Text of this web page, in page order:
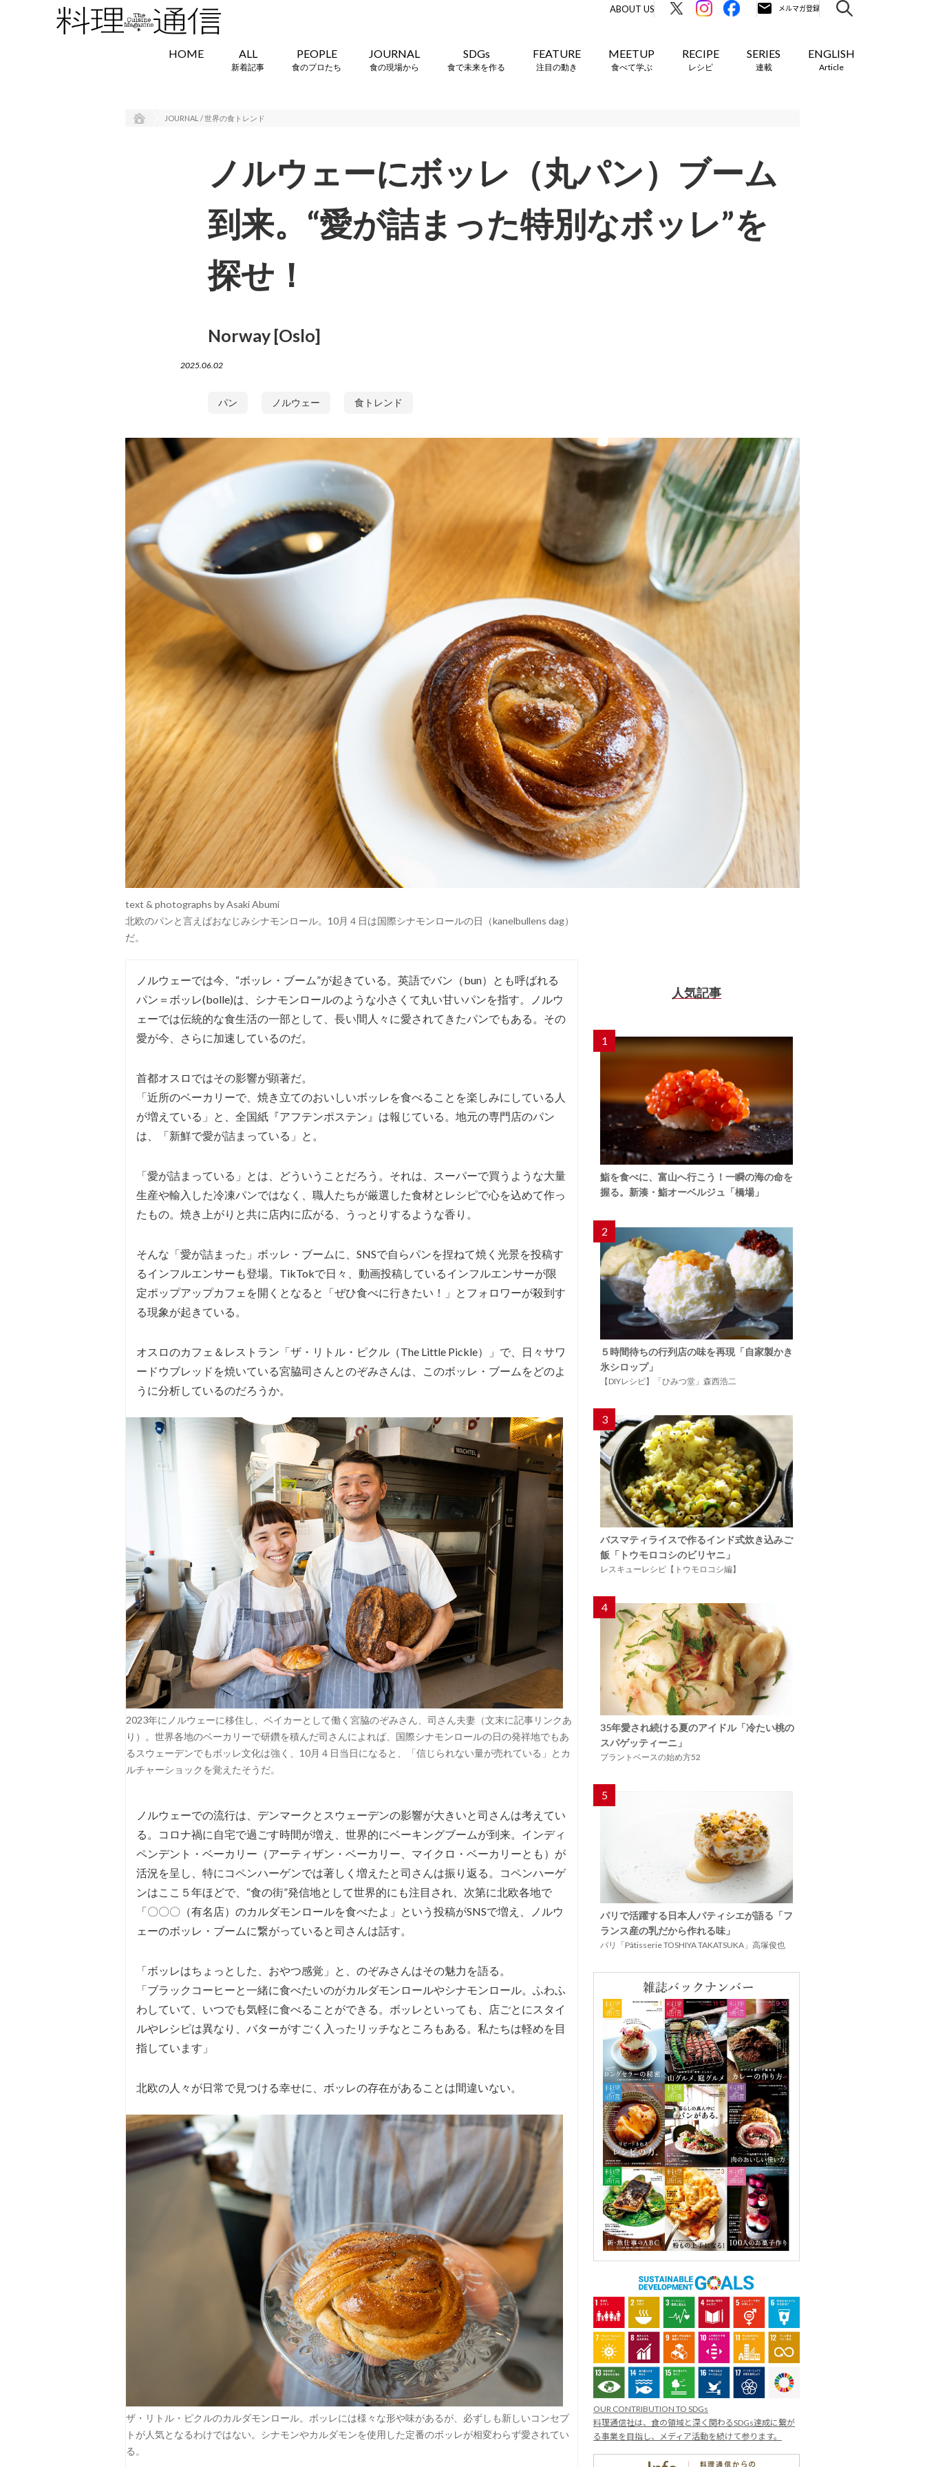
ABOUT US
HOME ALL
新着記事
PEOPLE
食のプロたち
JOURNAL
食の現場から
SDGs
食で未来を作る
FEATURE
注目の動き
MEETUP
食べて学ぶ
RECIPE
レシピ
SERIES
連載
ENGLISH
Article
JOURNAL / 世界の食トレンド
ノルウェーにボッレ（丸パン）ブーム
到来。“愛が詰まった特別なボッレ”を
探せ！
Norway [Oslo]
2025.06.02
パン ノルウェー 食トレンド
text & photographs by Asaki Abumi
北欧のパンと言えばおなじみシナモンロール。10月４日は国際シナモンロールの日（kanelbullens dag）
だ。
ノルウェーでは今、“ボッレ・ブーム”が起きている。英語でバン（bun）とも呼ばれる
パン＝ボッレ(bolle)は、シナモンロールのような小さくて丸い甘いパンを指す。ノルウ
ェーでは伝統的な食生活の一部として、長い間人々に愛されてきたパンでもある。その
愛が今、さらに加速しているのだ。
首都オスロではその影響が顕著だ。
「近所のベーカリーで、焼き立てのおいしいボッレを食べることを楽しみにしている人
が増えている」と、全国紙『アフテンポステン』は報じている。地元の専門店のパン
は、「新鮮で愛が詰まっている」と。
「愛が詰まっている」とは、どういうことだろう。それは、スーパーで買うような大量
生産や輸入した冷凍パンではなく、職人たちが厳選した食材とレシピで心を込めて作っ
たもの。焼き上がりと共に店内に広がる、うっとりするような香り。
そんな「愛が詰まった」ボッレ・ブームに、SNSで自らパンを捏ねて焼く光景を投稿す
るインフルエンサーも登場。TikTokで日々、動画投稿しているインフルエンサーが限
定ポップアップカフェを開くとなると「ぜひ食べに行きたい！」とフォロワーが殺到す
る現象が起きている。
オスロのカフェ＆レストラン「ザ・リトル・ピクル（The Little Pickle）」で、日々サワ
ードウブレッドを焼いている宮脇司さんとのぞみさんは、このボッレ・ブームをどのよ
うに分析しているのだろうか。
2023年にノルウェーに移住し、ベイカーとして働く宮脇のぞみさん、司さん夫妻（文末に記事リンクあ
り）。世界各地のベーカリーで研鑽を積んだ司さんによれば、国際シナモンロールの日の発祥地でもあ
るスウェーデンでもボッレ文化は強く、10月４日当日になると、「信じられない量が売れている」とカ
ルチャーショックを覚えたそうだ。
ノルウェーでの流行は、デンマークとスウェーデンの影響が大きいと司さんは考えてい
る。コロナ禍に自宅で過ごす時間が増え、世界的にベーキングブームが到来。インディ
ペンデント・ベーカリー（アーティザン・ベーカリー、マイクロ・ベーカリーとも）が
活況を呈し、特にコペンハーゲンでは著しく増えたと司さんは振り返る。コペンハーゲ
ンはここ５年ほどで、“食の街”発信地として世界的にも注目され、次第に北欧各地で
「〇〇〇（有名店）のカルダモンロールを食べたよ」という投稿がSNSで増え、ノルウ
ェーのボッレ・ブームに繋がっていると司さんは話す。
「ボッレはちょっとした、おやつ感覚」と、のぞみさんはその魅力を語る。
「ブラックコーヒーと一緒に食べたいのがカルダモンロールやシナモンロール。ふわふ
わしていて、いつでも気軽に食べることができる。ボッレといっても、店ごとにスタイ
ルやレシピは異なり、バターがすごく入ったリッチなところもある。私たちは軽めを目
指しています」
北欧の人々が日常で見つける幸せに、ボッレの存在があることは間違いない。
ザ・リトル・ピクルのカルダモンロール。ボッレには様々な形や味があるが、必ずしも新しいコンセプ
トが人気となるわけではない。シナモンやカルダモンを使用した定番のボッレが相変わらず愛されてい
る。
人気記事
1
鮨を食べに、富山へ行こう！一瞬の海の命を
握る。新湊・鮨オーベルジュ「橋場」
2
５時間待ちの行列店の味を再現「自家製かき
氷シロップ」
【DIYレシピ】「ひみつ堂」森西浩二
3
バスマティライスで作るインド式炊き込みご
飯「トウモロコシのビリヤニ」
レスキューレシピ【トウモロコシ編】
4
35年愛され続ける夏のアイドル「冷たい桃の
スパゲッティーニ」
プラントベースの始め方52
5
パリで活躍する日本人パティシエが語る「フ
ランス産の乳だから作れる味」
パリ「Pâtisserie TOSHIYA TAKATSUKA」高塚俊也
OUR CONTRIBUTION TO SDGs
料理通信社は、食の領域と深く関わるSDGs達成に繋が
る事業を目指し、メディア活動を続けて参ります。